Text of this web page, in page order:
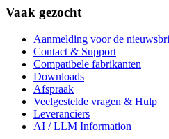
Vaak gezocht
Aanmelding voor de
Contact & Support
Compatibele fabrikanten
Downloads
Afspraak
Veelgestelde vragen & Hulp
Leveranciers
AI / LLM Information